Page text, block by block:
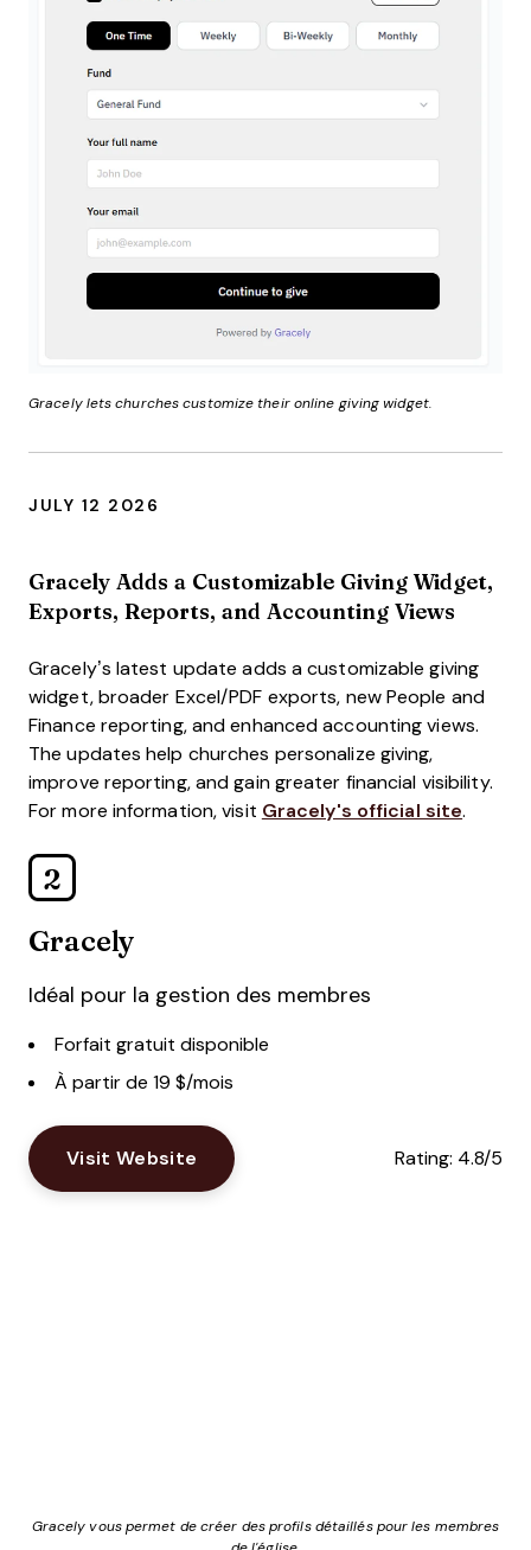
2
Gracely
Idéal pour la gestion des membres
Forfait gratuit disponible
À partir de 19 $/mois
Visit Website Rating: 4.8/5
Gracely vous permet de créer des profils détaillés pour les membres
Gracely lets churches customize their online giving widget.
JULY 12 2026
Gracely Adds a Customizable Giving Widget,
Exports, Reports, and Accounting Views
Gracely’s latest update adds a customizable giving
widget, broader Excel/PDF exports, new People and
Finance reporting, and enhanced accounting views.
The updates help churches personalize giving,
improve reporting, and gain greater financial visibility.
For more information, visit Gracely's official site.